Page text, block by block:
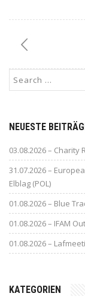
NEUESTE
03.08.2026 – Charity
31.07.2026 –
Elblag (POL)
01.08.2026 – Blue
01.08.2026 – IFAM
01.08.2026 –
KATEGORIEN